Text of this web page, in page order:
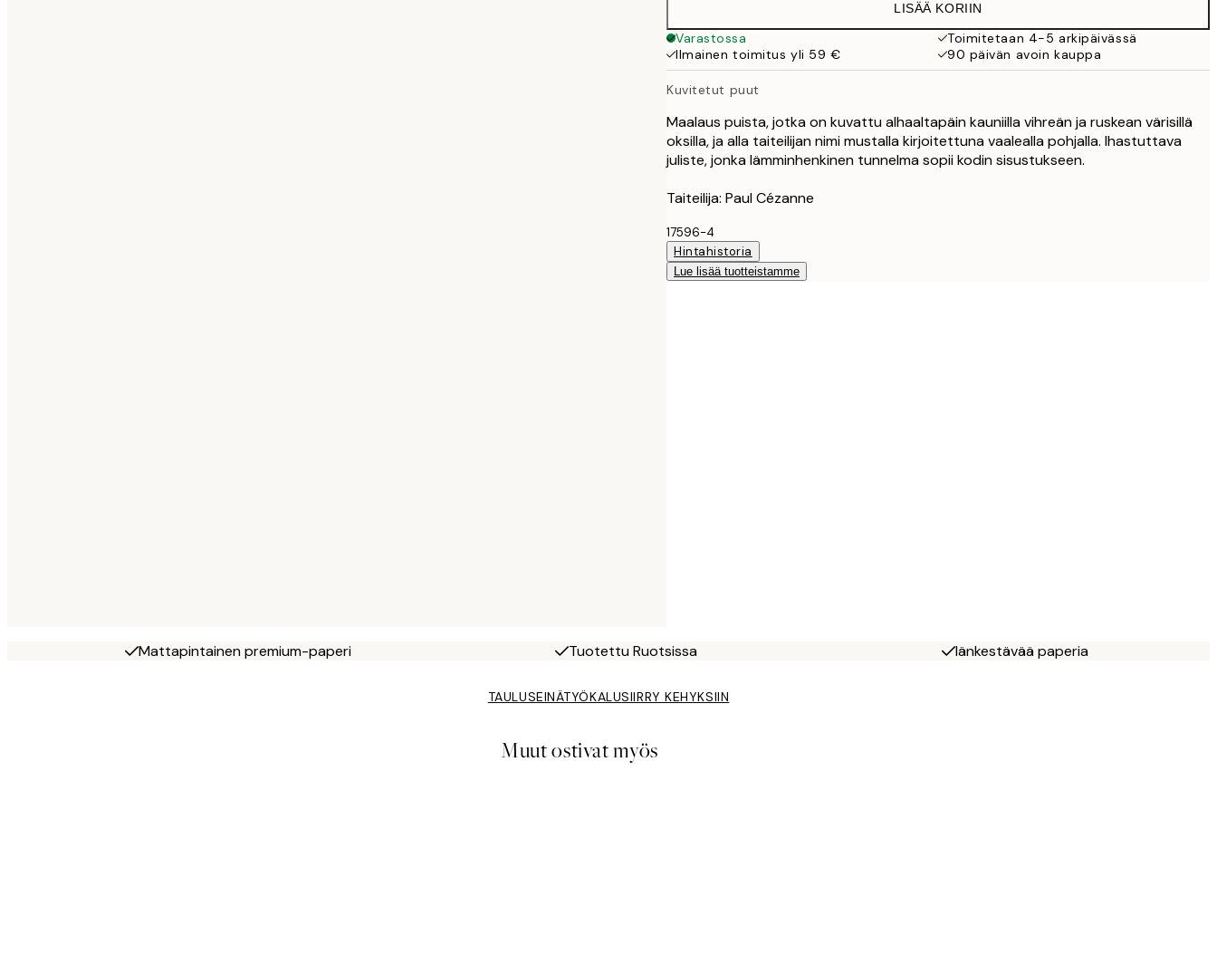
32,45 €
LISÄÄ KORIIN
Varastossa
Toimitetaan 4-5 arkipäivässä
Ilmainen toimitus yli 59 €
90 päivän avoin kauppa
Kuvitetut puut
Maalaus puista, jotka on kuvattu alhaaltapäin kauniilla vihreän ja ruskean värisillä
oksilla, ja alla taiteilijan nimi mustalla kirjoitettuna vaalealla pohjalla. Ihastuttava
juliste, jonka lämminhenkinen tunnelma sopii kodin sisustukseen.
Taiteilija: Paul Cézanne
17596-4
Hintahistoria
Lue lisää tuotteistamme
Mattapintainen premium-paperi Tuotettu Ruotsissa Iänkestävää paperia
TAULUSEINÄTYÖKALUSIIRRY KEHYKSIIN
Muut ostivat myös